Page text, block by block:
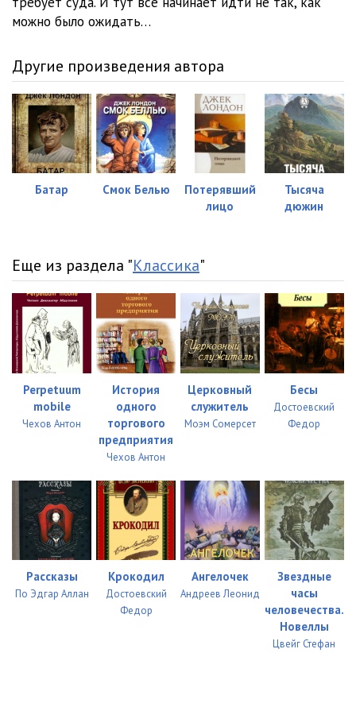
можно было ожидать…
Другие произведения автора
Батар Смок Белью
Потерявший
лицо
Тысяча
дюжин
Еще из раздела "Классика"
Perpetuum
mobile
Чехов Антон
История
одного
торгового
предприятия
Чехов Антон
Церковный
служитель
Моэм Сомерсет
Бесы
Достоевский
Федор
Рассказы
По Эдгар Аллан
Крокодил
Достоевский
Федор
Ангелочек
Андреев Леонид
Звездные
часы
человечества.
Новеллы
Цвейг Стефан